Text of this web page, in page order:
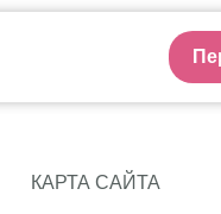
КАРТА САЙТА